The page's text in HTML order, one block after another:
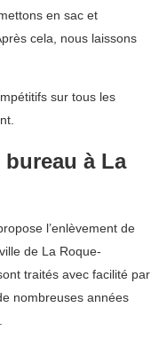
en sac et
cela, nous laissons
sur tous les
à La
l’enlèvement de
de La Roque-
traités avec facilité par
nombreuses années